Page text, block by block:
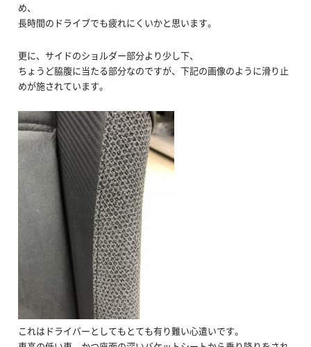
め、
長時間のドライブでも疲れにくいかと思います。
更に、サイドのショルダー部分より少し下、
ちょうど脇腹に当たる部分なのですが、下記の画像のように滑り止
めが施されています。
これはドライバーとしてもとても有り難い心遣いです。